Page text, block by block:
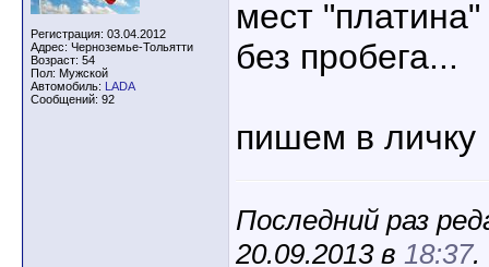
Регистрация: 03.04.2012
Адрес: Черноземье-Тольятти
Возраст: 54
Пол: Мужской
Автомобиль: LADA
Сообщений: 92
мест
без пробега...
пишем в личку
Последний раз
20.09.2013 в 18:37.